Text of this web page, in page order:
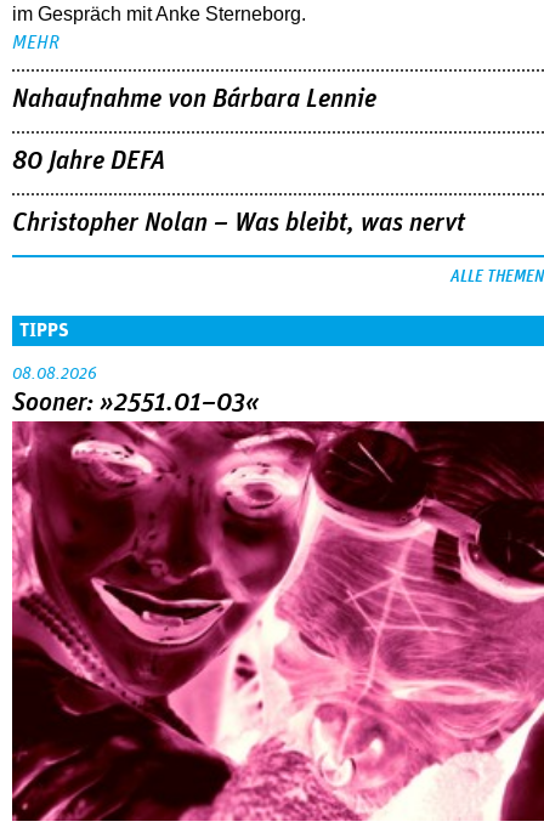
im Gespräch mit Anke Sterneborg.
MEHR
Nahaufnahme von Bárbara Lennie
80 Jahre DEFA
Christopher Nolan – Was bleibt, was nervt
ALLE THEMEN
TIPPS
08.08.2026
Sooner: »2551.01–03«